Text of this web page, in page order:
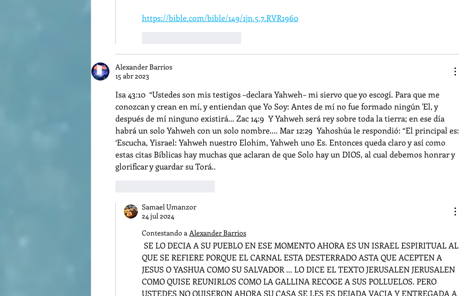
https://bible.com/bible/149/1jn.5.7.RVR1960
Alexander Barrios
15 abr 2023
Isa 43:10  “Ustedes son mis testigos –declara Yahweh– mi siervo que yo escogí. Para que me
conozcan y crean en mí, y entiendan que Yo Soy: Antes de mí no fue formado ningún 'El, y
después de mí ninguno existirá... Zac 14:9  Y Yahweh será rey sobre toda la tierra; en ese día
habrá un solo Yahweh con un solo nombre.... Mar 12:29  Yahoshúa le respondió: “El principal es:
‘Escucha, Yisrael: Yahweh nuestro Elohim, Yahweh uno Es. Entonces queda claro y así como
estas citas Bíblicas hay muchas que aclaran de que Solo hay un DIOS, al cual debemos honrar y
glorificar y guardar su Torá..
Samael Umanzor
24 jul 2024
Contestando a Alexander Barrios
QUE SE REFIERE PORQUE EL CARNAL ESTA DESTERRADO ASTA QUE ACEPTEN A
JESUS O YASHUA COMO SU SALVADOR ... LO DICE EL TEXTO JERUSALEN JERUSALEN
COMO QUISE REUNIRLOS COMO LA GALLINA RECOGE A SUS POLLUELOS. PERO
USTEDES NO QUISERON AHORA SU CASA SE LES ES DEJADA VACIA Y ENTREGADA A